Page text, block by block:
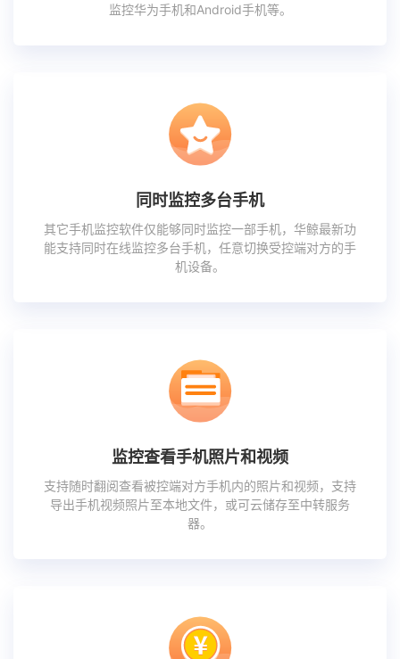
监控华为手机和Android手机等。
同时监控多台手机
其它手机监控软件仅能够同时监控一部手机，华鲸最新功
能支持同时在线监控多台手机，任意切换受控端对方的手
机设备。
监控查看手机照片和视频
支持随时翻阅查看被控端对方手机内的照片和视频，支持
导出手机视频照片至本地文件，或可云储存至中转服务
器。